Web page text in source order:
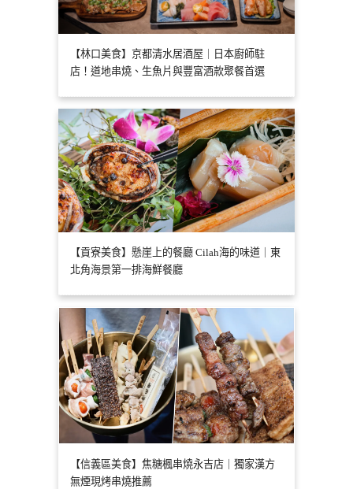
【林口美食】京都清水居酒屋｜日本廚師駐
店！道地串燒、生魚片與豐富酒款聚餐首選
【貢寮美食】懸崖上的餐廳 Cilah海的味道｜東
北角海景第一排海鮮餐廳
【信義區美食】焦糖楓串燒永吉店｜獨家漢方
無煙現烤串燒推薦